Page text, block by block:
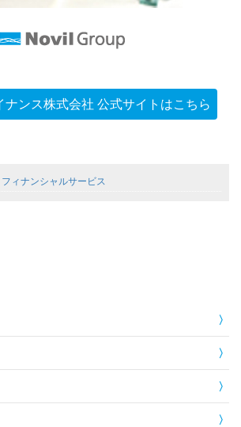
ナンス株式会社 公式サイトはこちら
フィナンシャルサービス